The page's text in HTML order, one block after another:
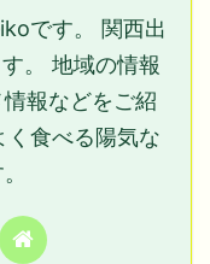
です。 関西出
。 地域の情報
報などをご紹
く食べる陽気な